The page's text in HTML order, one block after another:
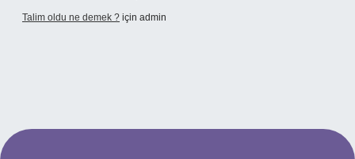
Talim oldu ne demek ? için admin
giriş